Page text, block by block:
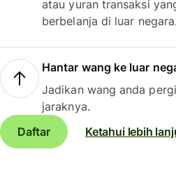
atau yuran transaksi
berbelanja di luar negara.
Hantar wang ke luar
Jadikan wang anda
jaraknya.
Daftar
Ketahui lebih